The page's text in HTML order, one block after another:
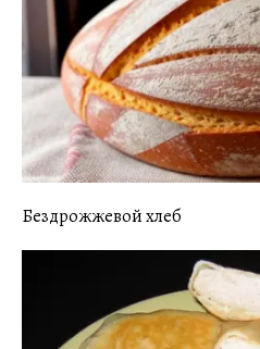
Бездрожжевой хлеб